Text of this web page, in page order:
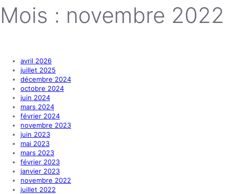
Mois : novembre 2022
avril 2026
juillet 2025
décembre 2024
octobre 2024
juin 2024
mars 2024
février 2024
novembre 2023
juin 2023
mai 2023
mars 2023
février 2023
janvier 2023
novembre 2022
juillet 2022